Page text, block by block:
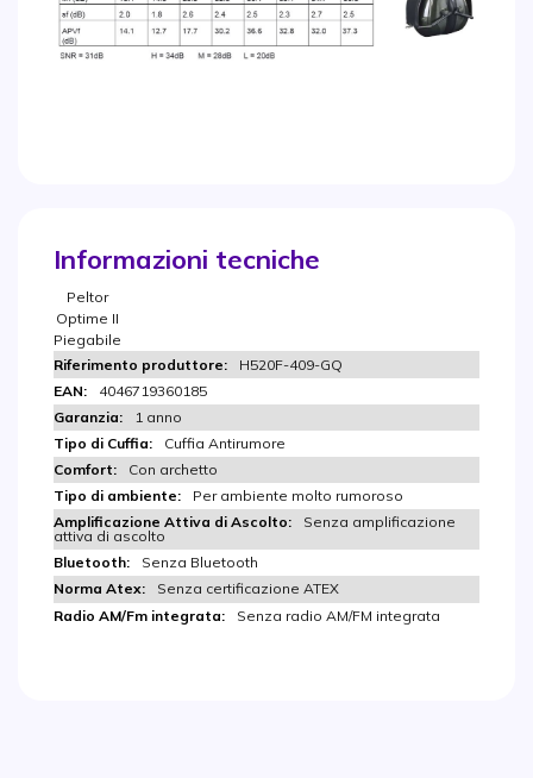
Informazioni tecniche
Peltor
Optime II
Piegabile
H520F-409-GQ
4046719360185
1 anno
Cuffia Antirumore
Con archetto
Per ambiente molto rumoroso
Senza amplificazione
attiva di ascolto
Senza Bluetooth
Senza certificazione ATEX
Senza radio AM/FM integrata